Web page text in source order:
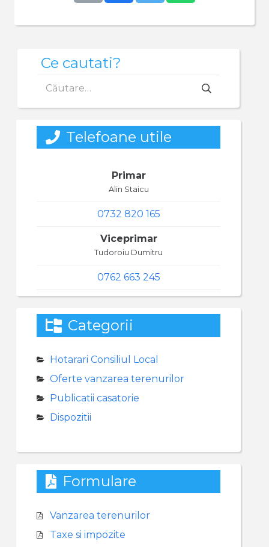
Ce cautati?
după:
Telefoane utile
Primar
Alin Staicu
0732 820 165
Viceprimar
Tudoroiu Dumitru
0762 663 245
Categorii
Hotarari Consiliul Local
Oferte vanzarea terenurilor
Publicatii casatorie
Dispozitii
Formulare
Vanzarea terenurilor
Taxe si impozite